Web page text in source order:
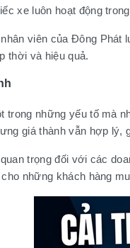
xe luôn hoạt động
viên của Đông Phát
thời và hiệu quả.
trong những yếu tố mà
giá thành vẫn hợp lý,
trọng đối với các
những khách hàng